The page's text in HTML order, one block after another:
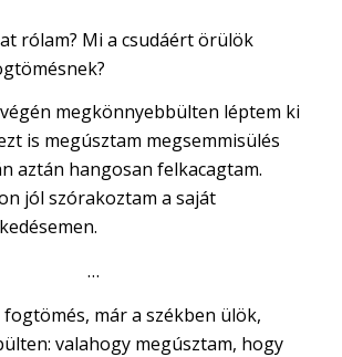
rólam? Mi a csudáért örülök
megkönnyebbülten léptem ki
is megúsztam megsemmisülés
aztán hangosan felkacagtam.
jól szórakoztam a saját
…
fogtömés, már a székben ülök,
valahogy megúsztam, hogy